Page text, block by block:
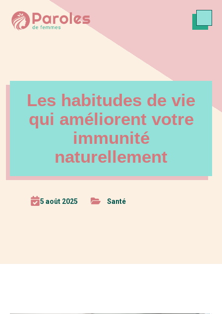
Les habitudes de vie
qui améliorent votre
immunité
naturellement
5 août 2025 Santé